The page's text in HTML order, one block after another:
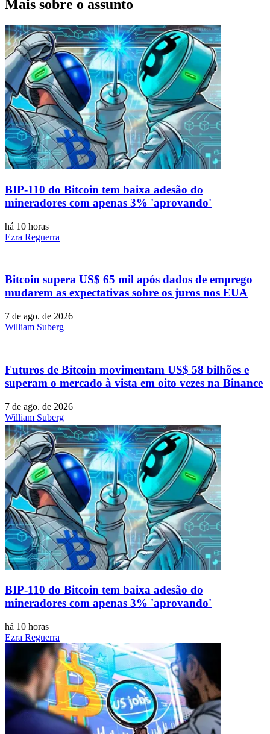
Mais sobre o assunto
BIP-110 do Bitcoin tem baixa adesão do
mineradores com apenas 3% 'aprovando'
há 10 horas
Ezra Reguerra
Bitcoin supera US$ 65 mil após dados de emprego
mudarem as expectativas sobre os juros nos EUA
7 de ago. de 2026
William Suberg
Futuros de Bitcoin movimentam US$ 58 bilhões e
superam o mercado à vista em oito vezes na Binance
7 de ago. de 2026
William Suberg
BIP-110 do Bitcoin tem baixa adesão do
mineradores com apenas 3% 'aprovando'
há 10 horas
Ezra Reguerra